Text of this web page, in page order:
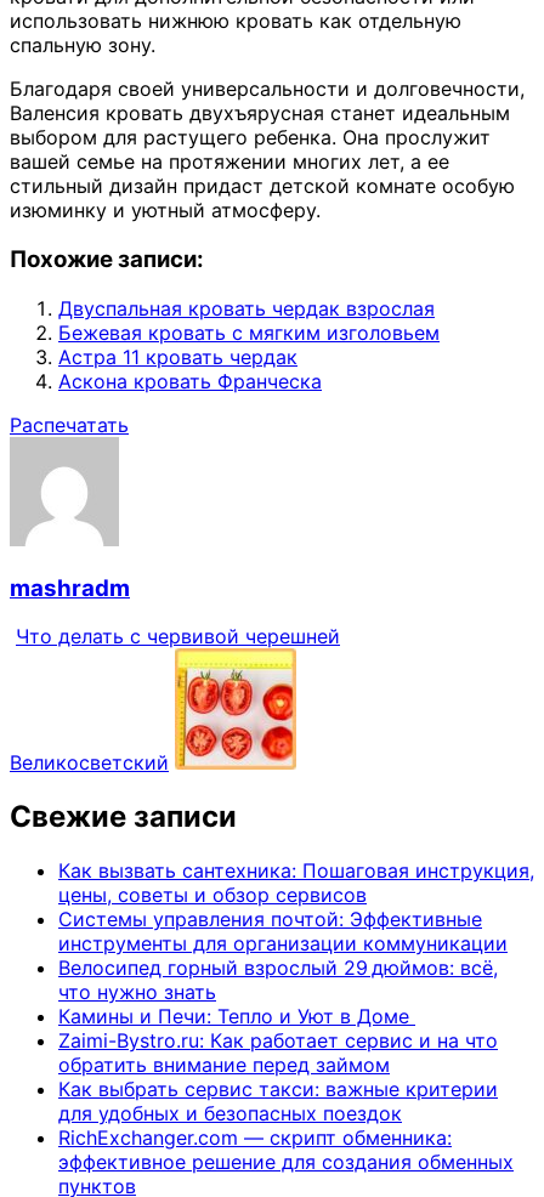
использовать нижнюю кровать как отдельную
спальную зону.
Благодаря своей универсальности и долговечности,
Валенсия кровать двухъярусная станет идеальным
выбором для растущего ребенка. Она прослужит
вашей семье на протяжении многих лет, а ее
стильный дизайн придаст детской комнате особую
изюминку и уютный атмосферу.
Похожие записи:
Двуспальная кровать чердак взрослая
Бежевая кровать с мягким изголовьем
Астра 11 кровать чердак
Аскона кровать Франческа
Распечатать
mashradm
Что делать с червивой черешней
Великосветский
Свежие записи
Как вызвать сантехника: Пошаговая инструкция,
цены, советы и обзор сервисов
Системы управления почтой: Эффективные
инструменты для организации коммуникации
Велосипед горный взрослый 29 дюймов: всё,
что нужно знать
Камины и Печи: Тепло и Уют в Доме
Zaimi-Bystro.ru: Как работает сервис и на что
обратить внимание перед займом
Как выбрать сервис такси: важные критерии
для удобных и безопасных поездок
RichExchanger.com — скрипт обменника:
эффективное решение для создания обменных
пунктов